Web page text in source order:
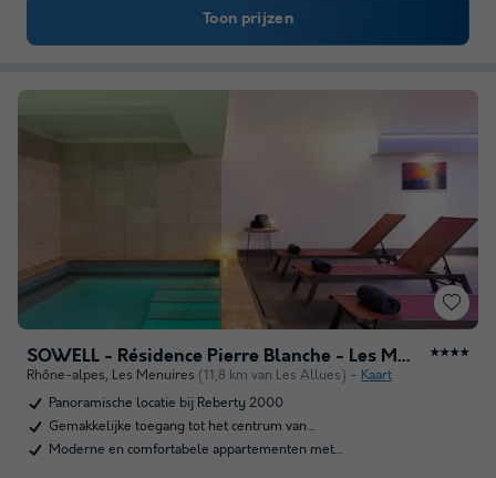
Toon prijzen
SOWELL - Résidence Pierre Blanche - Les Ménuires ★★★★
Rhône-alpes, Les Menuires (11,8 km van Les Allues)
Kaart
Panoramische locatie bij Reberty 2000
Gemakkelijke toegang tot het centrum van…
Moderne en comfortabele appartementen met…